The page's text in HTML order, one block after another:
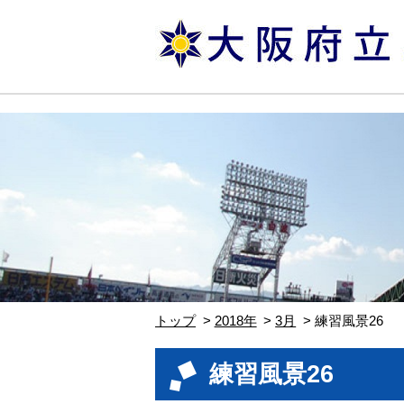
トップ 2018年 3月 練習風景26
練習風景26